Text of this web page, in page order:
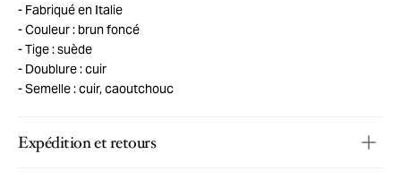
Fabriqué en Italie
Couleur : brun foncé
Tige : suède
Doublure : cuir
Semelle : cuir, caoutchouc
Expédition et retours